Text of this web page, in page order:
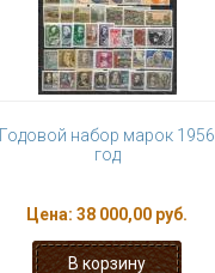
Годовой набор марок 1956
год
Цена: 38 000,00 руб.